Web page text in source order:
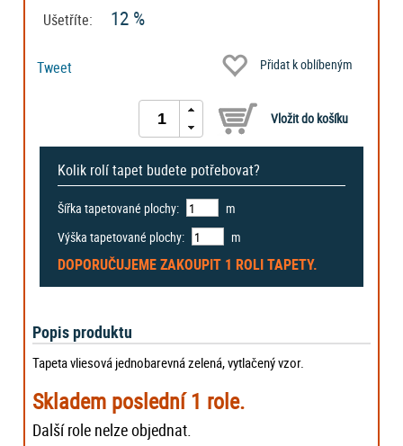
Ušetříte: 12 %
Tweet Přidat k oblíbeným
Kolik rolí tapet budete potřebovat?
Šířka tapetované plochy:
m
Výška tapetované plochy:
m
DOPORUČUJEME ZAKOUPIT 1 ROLITAPETY.
Popis produktu
Tapeta vliesová jednobarevná zelená, vytlačený vzor.
Skladem poslední 1 role.
Další role nelze objednat.